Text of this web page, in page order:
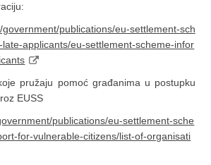
government/publications/eu-settlement-sch
applicants/eu-settlement-scheme-infor
pružaju pomoć građanima u postupku
EUSS
publications/eu-settlement-sche
for-vulnerable-citizens/list-of-organisati